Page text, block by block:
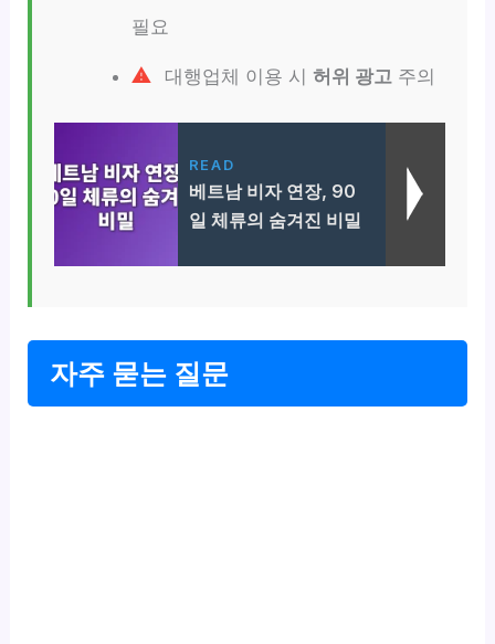
필요
대행업체 이용 시 허위 광고 주의
READ
베트남 비자 연장, 90
일 체류의 숨겨진 비밀
자주 묻는 질문